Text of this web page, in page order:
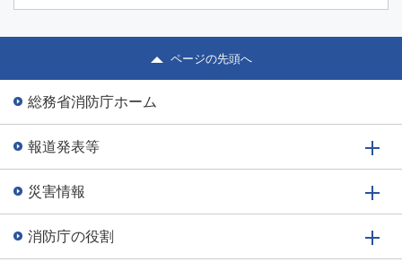
ページの先頭へ
総務省消防庁ホーム
報道発表等
災害情報
消防庁の役割